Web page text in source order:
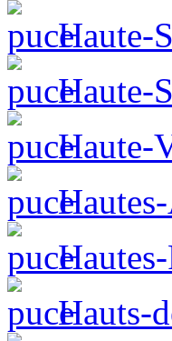
Haute-
Haute-
Haute-
Hautes-
Hauts-